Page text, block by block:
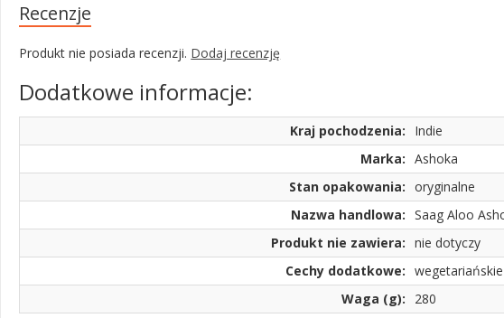
Recenzje
Produkt nie posiada recenzji. Dodaj recenzję
Dodatkowe informacje:
Kraj pochodzenia:
Indie
Marka: Ashoka
Stan opakowania: oryginalne
Nazwa handlowa: Saag Aloo
Produkt nie zawiera: nie dotyczy
Cechy dodatkowe: wegetariańskie
Waga (g):
280